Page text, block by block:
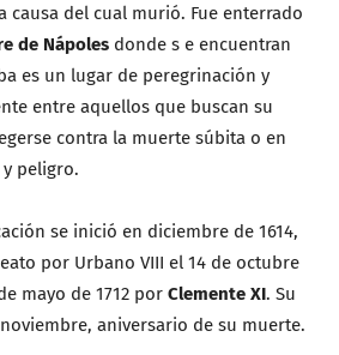
causa del cual murió. Fue enterrado
de Nápoles donde s e encuentran
es un lugar de peregrinación y
entre aquellos que buscan su
contra la muerte súbita o en
peligro.
se inició en diciembre de 1614,
por Urbano VIII el 14 de octubre
mayo de 1712 por Clemente XI. Su
aniversario de su muerte.